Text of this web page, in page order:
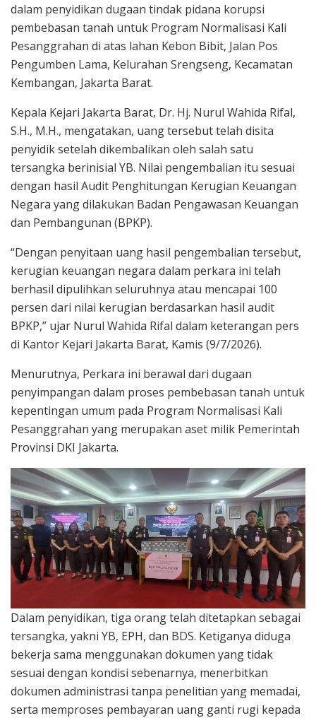
dalam penyidikan dugaan tindak pidana korupsi
pembebasan tanah untuk Program Normalisasi Kali
Pesanggrahan di atas lahan Kebon Bibit, Jalan Pos
Pengumben Lama, Kelurahan Srengseng, Kecamatan
Kembangan, Jakarta Barat.
Kepala Kejari Jakarta Barat, Dr. Hj. Nurul Wahida Rifal,
S.H., M.H., mengatakan, uang tersebut telah disita
penyidik setelah dikembalikan oleh salah satu
tersangka berinisial YB. Nilai pengembalian itu sesuai
dengan hasil Audit Penghitungan Kerugian Keuangan
Negara yang dilakukan Badan Pengawasan Keuangan
dan Pembangunan (BPKP).
“Dengan penyitaan uang hasil pengembalian tersebut,
kerugian keuangan negara dalam perkara ini telah
berhasil dipulihkan seluruhnya atau mencapai 100
persen dari nilai kerugian berdasarkan hasil audit
BPKP,” ujar Nurul Wahida Rifal dalam keterangan pers
di Kantor Kejari Jakarta Barat, Kamis (9/7/2026).
Menurutnya, Perkara ini berawal dari dugaan
penyimpangan dalam proses pembebasan tanah untuk
kepentingan umum pada Program Normalisasi Kali
Pesanggrahan yang merupakan aset milik Pemerintah
Provinsi DKI Jakarta.
Dalam penyidikan, tiga orang telah ditetapkan sebagai
tersangka, yakni YB, EPH, dan BDS. Ketiganya diduga
bekerja sama menggunakan dokumen yang tidak
sesuai dengan kondisi sebenarnya, menerbitkan
dokumen administrasi tanpa penelitian yang memadai,
serta memproses pembayaran uang ganti rugi kepada